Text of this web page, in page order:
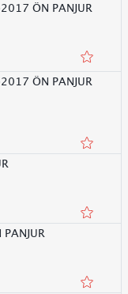
ÖN PANJUR
ÖN PANJUR